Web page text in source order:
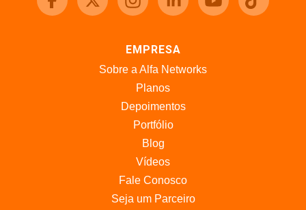
EMPRESA
Sobre a Alfa Networks
Planos
Depoimentos
Portfólio
Blog
Vídeos
Fale Conosco
Seja um Parceiro